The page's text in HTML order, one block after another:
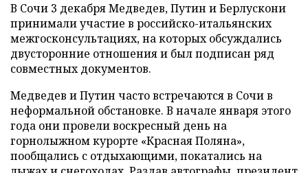
В Сочи 3 декабря Медведев, Путин и Берлускони
принимали участие в российско-итальянских
межгосконсультациях, на которых обсуждались
двусторонние отношения и был подписан ряд
совместных документов.
Медведев и Путин часто встречаются в Сочи в
неформальной обстановке. В начале января этого
года они провели воскресный день на
горнолыжном курорте «Красная Поляна»,
пообщались с отдыхающими, покатались на